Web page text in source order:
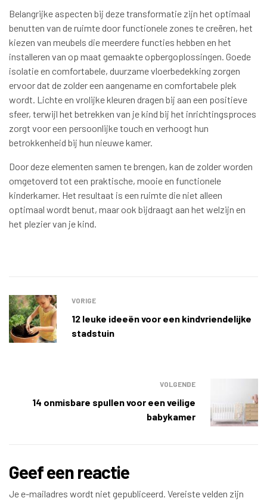
Belangrijke aspecten bij deze transformatie zijn het optimaal
benutten van de ruimte door functionele zones te creëren, het
kiezen van meubels die meerdere functies hebben en het
installeren van op maat gemaakte opbergoplossingen. Goede
isolatie en comfortabele, duurzame vloerbedekking zorgen
ervoor dat de zolder een aangename en comfortabele plek
wordt. Lichte en vrolijke kleuren dragen bij aan een positieve
sfeer, terwijl het betrekken van je kind bij het inrichtingsproces
zorgt voor een persoonlijke touch en verhoogt hun
betrokkenheid bij hun nieuwe kamer.
Door deze elementen samen te brengen, kan de zolder worden
omgetoverd tot een praktische, mooie en functionele
kinderkamer. Het resultaat is een ruimte die niet alleen
optimaal wordt benut, maar ook bijdraagt aan het welzijn en
het plezier van je kind.
VORIGE
12 leuke ideeën voor een kindvriendelijke
stadstuin
VOLGENDE
14 onmisbare spullen voor een veilige
babykamer
Geef een reactie
Je e-mailadres wordt niet gepubliceerd. Vereiste velden zijn